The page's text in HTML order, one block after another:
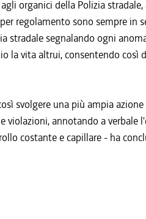
organici della Polizia
regolamento sono sempre in
stradale segnalando ogni
vita altrui, consentendo così
svolgere una più ampia
violazioni, annotando a verbale
costante e capillare - ha